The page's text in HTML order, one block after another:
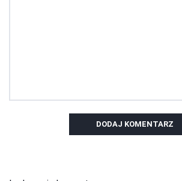
DODAJ KOMENTARZ